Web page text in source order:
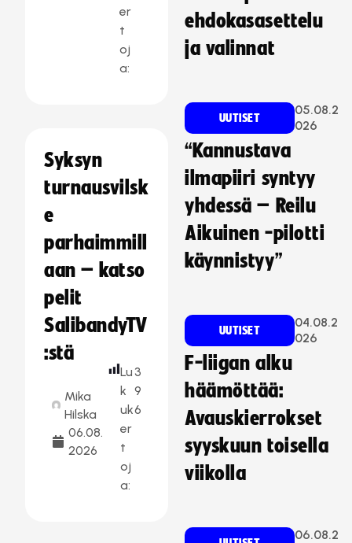
er
t
oj
a:
Syksyn
turnausvilsk
e
parhaimmill
aan – katso
pelit
SalibandyTV
:stä
Mika
Hilska
06.08.
2026
Lu
k
uk
er
t
oj
a:
3
9
6
ehdokasasettelu
ja valinnat
UUTISET
05.08.2
026
“Kannustava
ilmapiiri syntyy
yhdessä – Reilu
Aikuinen -pilotti
käynnistyy”
UUTISET
04.08.2
026
F-liigan alku
häämöttää:
Avauskierrokset
syyskuun toisella
viikolla
06.08.2